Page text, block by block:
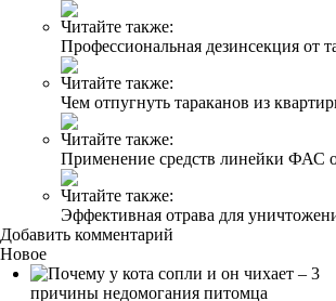
Читайте также:
Профессиональная дезинсекция от
Читайте также:
Чем отпугнуть тараканов из
Читайте также:
Применение средств линейки ФАС
Читайте также:
Эффективная отрава для
Добавить комментарий
Новое